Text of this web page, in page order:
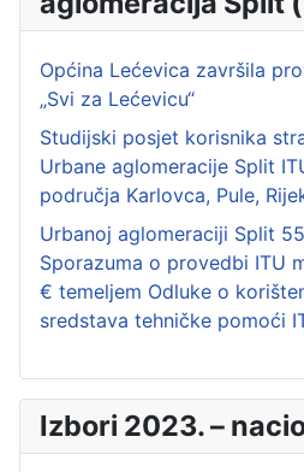
Općina Lećevica završila
„Svi za Lećevicu“
Studijski posjet korisnika
Urbane aglomeracije Split
područja Karlovca, Pule,
Urbanoj aglomeraciji Split
Sporazuma o provedbi ITU
€ temeljem Odluke o
sredstava tehničke pomoći
Izbori 2023. –